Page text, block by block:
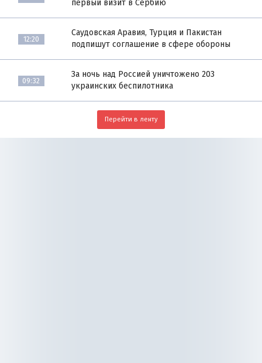
первый визит в Сербию
12:20
Саудовская Аравия, Турция и Пакистан
подпишут соглашение в сфере обороны
09:32
За ночь над Россией уничтожено 203
украинских беспилотника
Перейти в ленту